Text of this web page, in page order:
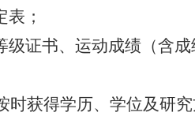
；
证书、运动成绩（含
获得学历、学位及研